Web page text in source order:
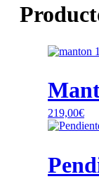
219,00€